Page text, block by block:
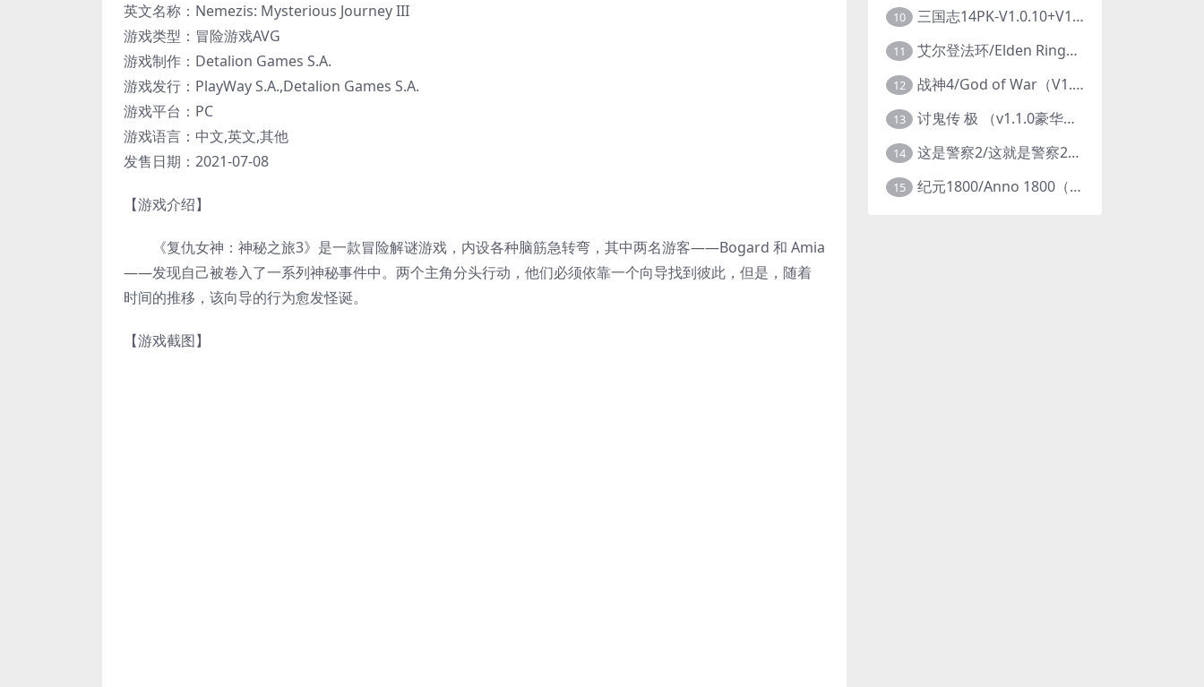
英文名称：Nemezis: Mysterious Journey III
游戏类型：冒险游戏AVG
游戏制作：Detalion Games S.A.
游戏发行：PlayWay S.A.,Detalion Games S.A.
游戏平台：PC
游戏语言：中文,英文,其他
发售日期：2021-07-08
【游戏介绍】
《复仇女神：神秘之旅3》是一款冒险解谜游戏，内设各种脑筋急转弯，其中两名游客——Bogard 和 Amia
——发现自己被卷入了一系列神秘事件中。两个主角分头行动，他们必须依靠一个向导找到彼此，但是，随着
时间的推移，该向导的行为愈发怪诞。
【游戏截图】
10 三国志14PK-V1.0.10+V1.0.25-威力加强豪华版（武将面容套装-全DLC+季票+特典+中文语音+编辑修改器）
11 艾尔登法环/Elden Ring（更新v1.14 ）
12 战神4/God of War（V1.0.13-斗战狂神-奎爷的裁决+全DLC）
13 讨鬼传 极 （v1.1.0豪华版）
14 这是警察2/这就是警察2/This is Police
15 纪元1800/Anno 1800（豪华版全DLCv9.2.972600）